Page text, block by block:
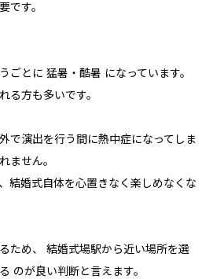
です。
ごとに 猛暑・酷暑 になっています。
る方も多いです。
で演出を行う間に熱中症になってしま
ません。
結婚式自体を心置きなく楽しめなくな
ため、 結婚式場駅から近い場所を選
のが良い判断と言えます。